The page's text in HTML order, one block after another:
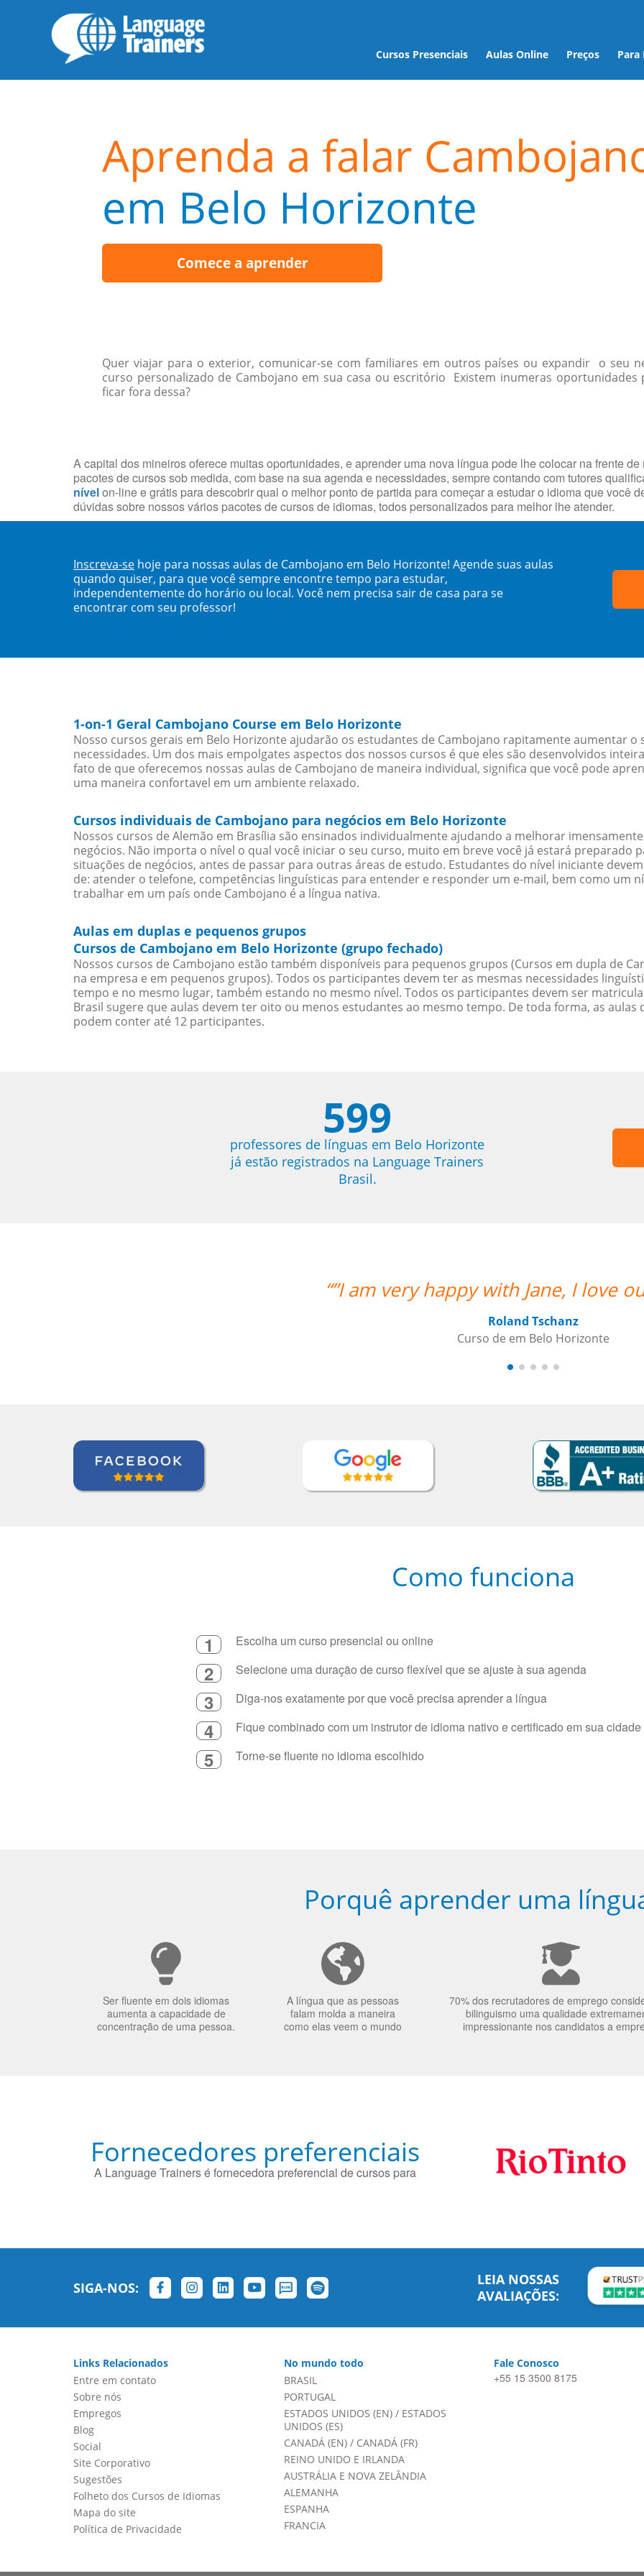
Cursos Presenciais Aulas Online Preços Para
Aprenda a falar
em Belo Horizonte
Comece a aprender
Quer viajar para o exterior, comunicar-se com familiares em outros países ou expandir o seu
curso personalizado de Cambojano em sua casa ou escritório Existem inumeras
ficar fora dessa?
A capital dos mineiros oferece muitas oportunidades, e aprender uma nova língua pode lhe colocar na frente
pacotes de cursos sob medida, com base na sua agenda e necessidades, sempre contando com tutores
nívelon-line e grátis para descobrir qual o melhor ponto de partida para começar a estudar o idioma que você
dúvidas sobre nossos vários pacotes de cursos de idiomas, todos personalizados para melhor lhe atender.
Inscreva-se hoje para nossas aulas de Cambojano em Belo Horizonte! Agende suas aulas
quando quiser, para que você sempre encontre tempo para estudar,
independentemente do horário ou local. Você nem precisa sair de casa para se
encontrar com seu professor!
1-on-1 Geral Cambojano Course em Belo Horizonte
Nosso cursos gerais em Belo Horizonte ajudarão os estudantes de Cambojano rapitamente aumentar o
necessidades. Um dos mais empolgates aspectos dos nossos cursos é que eles são desenvolvidos
fato de que oferecemos nossas aulas de Cambojano de maneira individual, significa que você pode
uma maneira confortavel em um ambiente relaxado.
Cursos individuais de Cambojano para negócios em Belo Horizonte
Nossos cursos de Alemão em Brasília são ensinados individualmente ajudando a melhorar
negócios. Não importa o nível o qual você iniciar o seu curso, muito em breve você já estará preparado
situações de negócios, antes de passar para outras áreas de estudo. Estudantes do nível iniciante
de: atender o telefone, competências linguísticas para entender e responder um e-mail, bem como um
trabalhar em um país onde Cambojano é a língua nativa.
Aulas em duplas e pequenos grupos
Cursos de Cambojano em Belo Horizonte (grupo fechado)
Nossos cursos de Cambojano estão também disponíveis para pequenos grupos (Cursos em dupla de
na empresa e em pequenos grupos). Todos os participantes devem ter as mesmas necessidades
tempo e no mesmo lugar, também estando no mesmo nível. Todos os participantes devem ser
Brasil sugere que aulas devem ter oito ou menos estudantes ao mesmo tempo. De toda forma, as
podem conter até 12 participantes.
599
professores de línguas em Belo Horizonte
já estão registrados na Language Trainers
Brasil.
am very happy with Jane, I love our lessons.””
Como funciona
1 Escolha um curso presencial ou online
2 Selecione uma duração de curso flexível que se ajuste à sua agenda
3 Diga-nos exatamente por que você precisa aprender a língua
4 Fique combinado com um instrutor de idioma nativo e certificado em sua
5 Torne-se fluente no idioma escolhido
Porquê aprender uma
Ser fluente em dois idiomas
aumenta a capacidade de
concentração de uma pessoa.
A língua que as pessoas
falam molda a maneira
como elas veem o mundo
70% dos recrutadores de emprego
bilinguismo uma qualidade
impressionante nos candidatos a
Fornecedores preferenciais
A Language Trainers é fornecedora preferencial de cursos para
SIGA-NOS:
LEIA NOSSAS
AVALIAÇÕES:
Links Relacionados
Entre em contato
Sobre nós
Empregos
Blog
Social
Site Corporativo
Sugestões
Folheto dos Cursos de Idiomas
Mapa do site
Política de Privacidade
No mundo todo
BRASIL
PORTUGAL
ESTADOS UNIDOS (EN)/ ESTADOS
UNIDOS (ES)
CANADÁ (EN)/ CANADÁ (FR)
REINO UNIDO E IRLANDA
AUSTRÁLIA E NOVA ZELÂNDIA
ALEMANHA
ESPANHA
FRANCIA
Fale Conosco
+55 15 3500 8175